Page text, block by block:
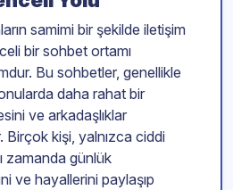
samimi bir şekilde iletişim
bir sohbet ortamı
Bu sohbetler, genellikle
daha rahat bir
ve arkadaşlıklar
Birçok kişi, yalnızca ciddi
zamanda günlük
ve hayallerini paylaşıp